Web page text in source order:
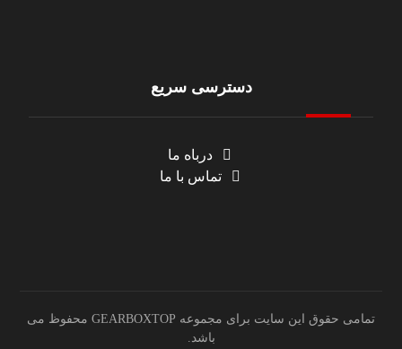
دسترسی سریع
درباه ما
تماس با ما
تمامی حقوق این سایت برای مجموعه GEARBOXTOP محفوظ می
باشد.